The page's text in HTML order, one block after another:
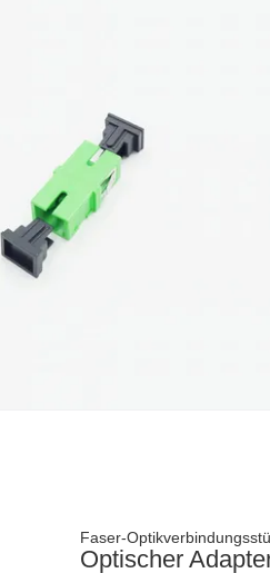
Faser-
Optischer